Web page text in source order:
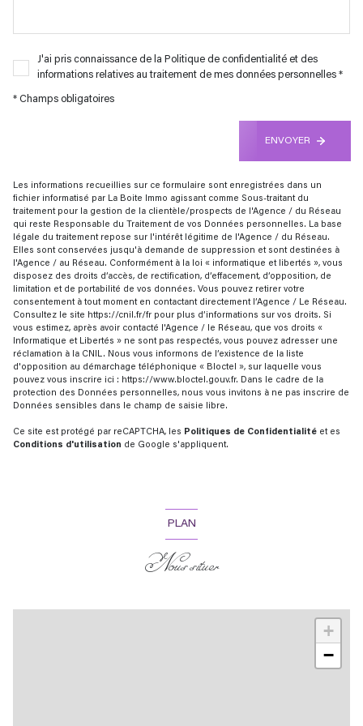
J'ai pris connaissance de la Politique de confidentialité et des
informations relatives au traitement de mes données personnelles *
* Champs obligatoires
ENVOYER
Les informations recueillies sur ce formulaire sont enregistrées dans un
fichier informatisé par La Boite Immo agissant comme Sous-traitant du
traitement pour la gestion de la clientèle/prospects de l'Agence / du Réseau
qui reste Responsable du Traitement de vos Données personnelles. La base
légale du traitement repose sur l'intérêt légitime de l'Agence / du Réseau.
Elles sont conservées jusqu'à demande de suppression et sont destinées à
l'Agence / au Réseau. Conformément à la loi « informatique et libertés », vous
disposez des droits d’accès, de rectification, d’effacement, d’opposition, de
limitation et de portabilité de vos données. Vous pouvez retirer votre
consentement à tout moment en contactant directement l’Agence / Le Réseau.
Consultez le site https://cnil.fr/fr pour plus d’informations sur vos droits. Si
vous estimez, après avoir contacté l'Agence / le Réseau, que vos droits «
Informatique et Libertés » ne sont pas respectés, vous pouvez adresser une
réclamation à la CNIL. Nous vous informons de l’existence de la liste
d'opposition au démarchage téléphonique « Bloctel », sur laquelle vous
pouvez vous inscrire ici : https://www.bloctel.gouv.fr. Dans le cadre de la
protection des Données personnelles, nous vous invitons à ne pas inscrire de
Données sensibles dans le champ de saisie libre.
Ce site est protégé par reCAPTCHA, les Politiques de Confidentialité et es
Conditions d'utilisation de Google s'appliquent.
PLAN
Nous situer
+
−